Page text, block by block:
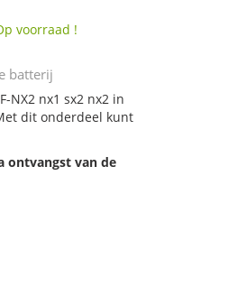
voorraad !
batterij
NX2 nx1 sx2 nx2 in
dit onderdeel kunt
ontvangst van de